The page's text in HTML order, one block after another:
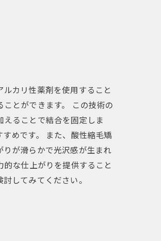
カリ性薬剤を使用すること
とができます。 この技術の
ることで結合を固定しま
めです。 また、酸性縮毛矯
が滑らかで光沢感が生まれ
な仕上がりを提供すること
してみてください。